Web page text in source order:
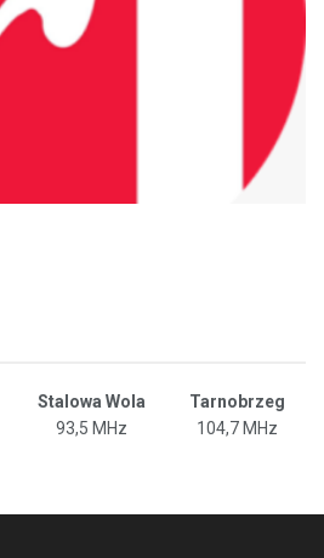
Stalowa Wola
Tarnobrzeg
93,5 MHz 104,7 MHz